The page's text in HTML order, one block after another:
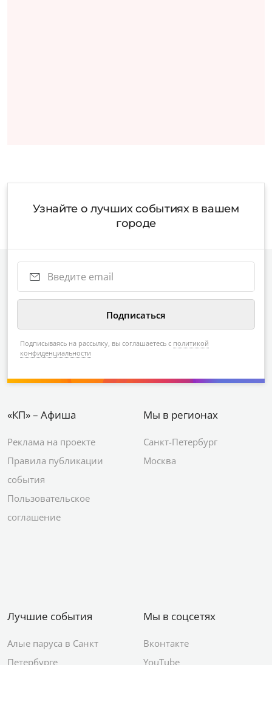
Узнайте о лучших событиях в вашем
городе
Подписываясь на рассылку, вы соглашаетесь с политикой
конфиденциальности
«КП» – Афиша
Реклама на проекте
Правила публикации
события
Пользовательское
соглашение
Мы в регионах
Санкт-Петербург
Москва
Лучшие события
Алые паруса в Санкт
Петербурге
Мы в соцсетях
Вконтакте
YouTube